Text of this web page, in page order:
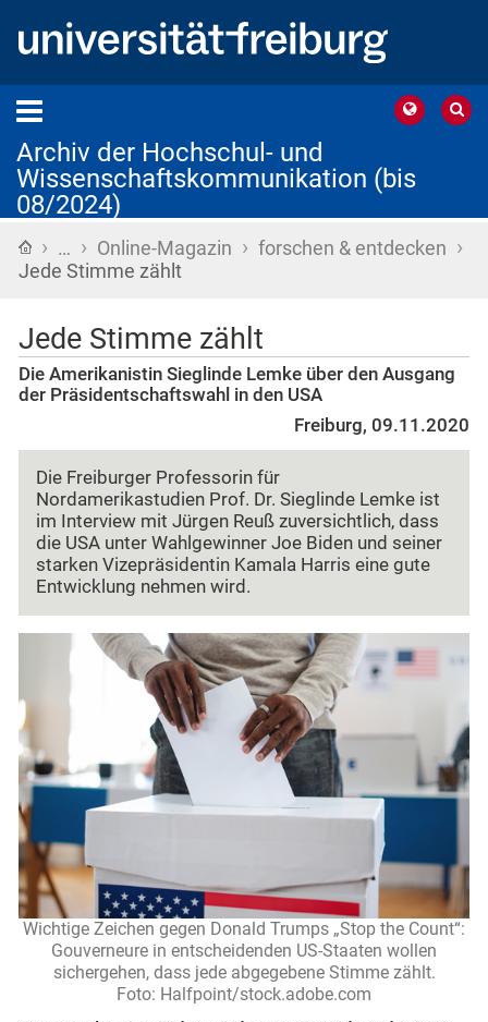
Archiv der Hochschul- und
Wissenschaftskommunikation (bis
08/2024)
Startseite
› … › Online-Magazin › forschen & entdecken ›
Jede Stimme zählt
Jede Stimme zählt
Die Amerikanistin Sieglinde Lemke über den Ausgang
der Präsidentschaftswahl in den USA
Freiburg, 09.11.2020
Die Freiburger Professorin für
Nordamerikastudien Prof. Dr. Sieglinde Lemke ist
im Interview mit Jürgen Reuß zuversichtlich, dass
die USA unter Wahlgewinner Joe Biden und seiner
starken Vizepräsidentin Kamala Harris eine gute
Entwicklung nehmen wird.
Wichtige Zeichen gegen Donald Trumps „Stop the Count“:
Gouverneure in entscheidenden US-Staaten wollen
sichergehen, dass jede abgegebene Stimme zählt.
Foto: Halfpoint/stock.adobe.com